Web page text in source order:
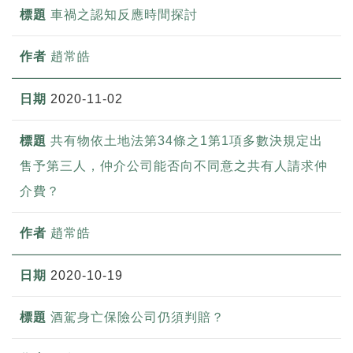
車禍之認知反應時間探討
趙常皓
2020-11-02
共有物依土地法第34條之1第1項多數決規定出
售予第三人，仲介公司能否向不同意之共有人請求仲
介費？
趙常皓
2020-10-19
酒駕身亡保險公司仍須判賠？